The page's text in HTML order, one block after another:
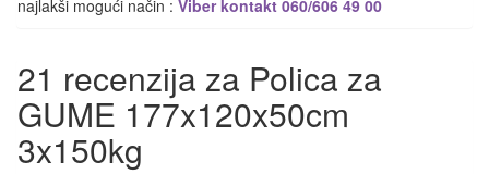
najlakši mogući način : Viber kontakt 060/606 49 00
21 recenzija za Polica za
GUME 177x120x50cm
3x150kg